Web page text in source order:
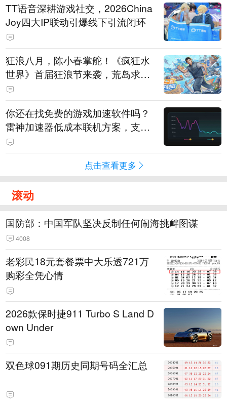
TT语音深耕游戏社交，2026China
Joy四大IP联动引爆线下引流闭环
狂浪八月，陈小春掌舵！《疯狂水
世界》首届狂浪节来袭，荒岛求生
直播即将开启
你还在找免费的游戏加速软件吗？
雷神加速器低成本联机方案，支持
免费试用
点击查看更多
滚动
国防部：中国军队坚决反制任何闹海挑衅图谋
4008
老彩民18元套餐票中大乐透721万
购彩全凭心情
2026款保时捷911 Turbo S Land D
own Under
双色球091期历史同期号码全汇总